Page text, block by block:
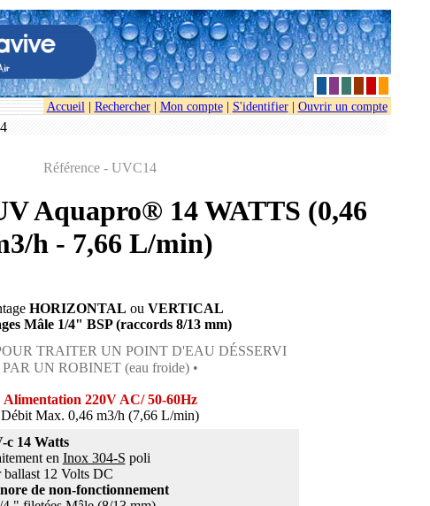
Accueil| Rechercher| Mon compte| S'identifier| Ouvrir un compte
Référence - UVC14
Aquapro® 14 WATTS (0,46
h - 7,66 L/min)
HORIZONTAL ou VERTICAL
Mâle 1/4" BSP (raccords 8/13 mm)
TRAITER UN POINT D'EAU DÉSSERVI
PAR UN ROBINET (eau froide) •
Alimentation 220V AC/ 50-60Hz
Débit Max. 0,46 m3/h (7,66 L/min)
c 14 Watts
en Inox 304-S poli
ballast 12 Volts DC
de non-fonctionnement